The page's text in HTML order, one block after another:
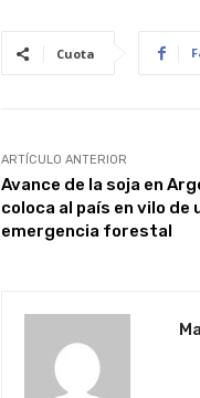
Cuota
ARTÍCULO ANTERIOR
Avance de la soja en
coloca al país en vilo de
emergencia forestal